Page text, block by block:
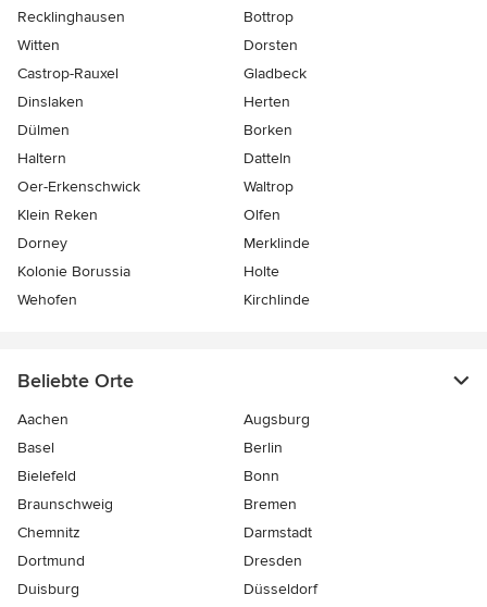
Recklinghausen
Bottrop
Witten
Dorsten
Castrop-Rauxel
Gladbeck
Dinslaken
Herten
Dülmen
Borken
Haltern
Datteln
Oer-Erkenschwick
Waltrop
Klein Reken
Olfen
Dorney
Merklinde
Kolonie Borussia
Holte
Wehofen
Kirchlinde
Beliebte Orte
Aachen
Augsburg
Basel
Berlin
Bielefeld
Bonn
Braunschweig
Bremen
Chemnitz
Darmstadt
Dortmund
Dresden
Duisburg
Düsseldorf